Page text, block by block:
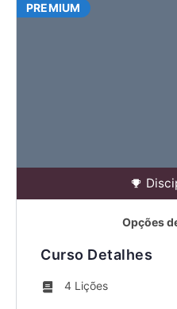
PREMIUM
Opções
Curso Detalhes
4 Lições